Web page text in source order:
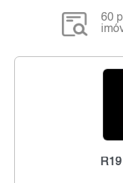
60